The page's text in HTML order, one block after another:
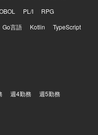
PL/I
RPG
Go言語 Kotlin
TypeScript
週4勤務 週5勤務